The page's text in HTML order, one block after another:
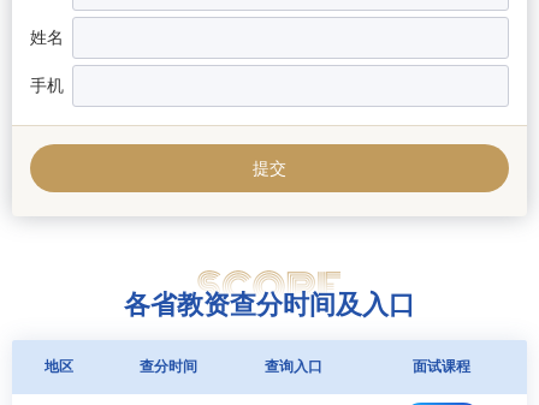
姓名
手机
提交
各省教资查分时间及入口
地区 查分时间 查询入口 面试课程